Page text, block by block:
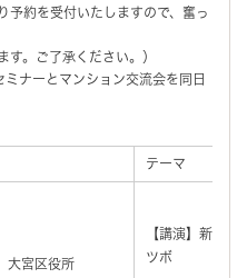
予約を受付いたしますので、奮っ
す。ご了承ください。）
ナーとマンション交流会を同日
テーマ
大宮区役所
【講演】新任理
ツボ